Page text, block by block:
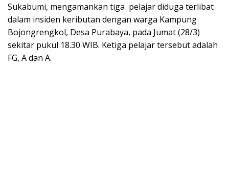
Sukabumi, mengamankan tiga pelajar diduga terlibat
dalam insiden keributan dengan warga Kampung
Bojongrengkol, Desa Purabaya, pada Jumat (28/3)
sekitar pukul 18.30 WIB. Ketiga pelajar tersebut adalah
FG, A dan A.